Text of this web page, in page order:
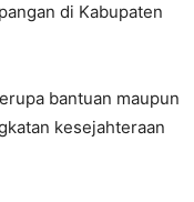
di Kabupaten
bantuan maupun
kesejahteraan